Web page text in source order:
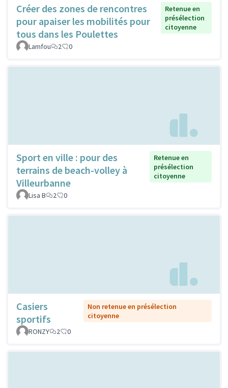
Créer des zones de rencontres
pour apaiser les mobilités pour
tous dans les Poulettes
Retenue en
présélection
citoyenne
Lamfou 2 0
Sport en ville : pour des
terrains de beach-volley à
Villeurbanne
Retenue en
présélection
citoyenne
Lisa B 2 0
Casiers
sportifs
Non retenue en présélection
citoyenne
RONZY
2 0